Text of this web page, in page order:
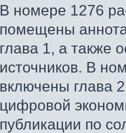
В номере 1276
помещены
глава 1, а также
источников. В
включены глава
цифровой
публикации по